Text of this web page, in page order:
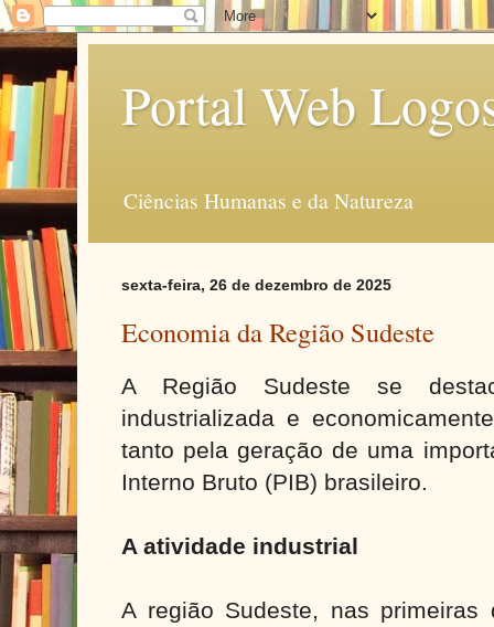
Portal Web
Ciências Humanas e da Natureza
sexta-feira, 26 de dezembro de 2025
Economia da Região Sudeste
A Região Sudeste se
industrializada e
tanto pela geração de uma
Interno Bruto (PIB) brasileiro.
A atividade industrial
A região Sudeste, nas primeiras